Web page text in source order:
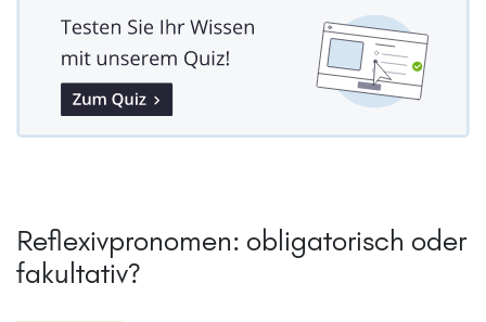
Reflexivpronomen: obligatorisch oder
fakultativ?